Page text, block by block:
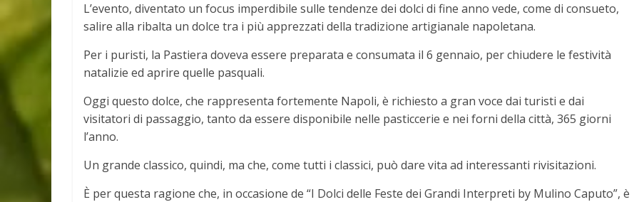
L’evento, diventato un focus imperdibile sulle tendenze dei dolci di fine anno vede, come di consueto,
salire alla ribalta un dolce tra i più apprezzati della tradizione artigianale napoletana.
Per i puristi, la Pastiera doveva essere preparata e consumata il 6 gennaio, per chiudere le festività
natalizie ed aprire quelle pasquali.
Oggi questo dolce, che rappresenta fortemente Napoli, è richiesto a gran voce dai turisti e dai
visitatori di passaggio, tanto da essere disponibile nelle pasticcerie e nei forni della città, 365 giorni
l’anno.
Un grande classico, quindi, ma che, come tutti i classici, può dare vita ad interessanti rivisitazioni.
È per questa ragione che, in occasione de “I Dolci delle Feste dei Grandi Interpreti by Mulino Caputo”, è